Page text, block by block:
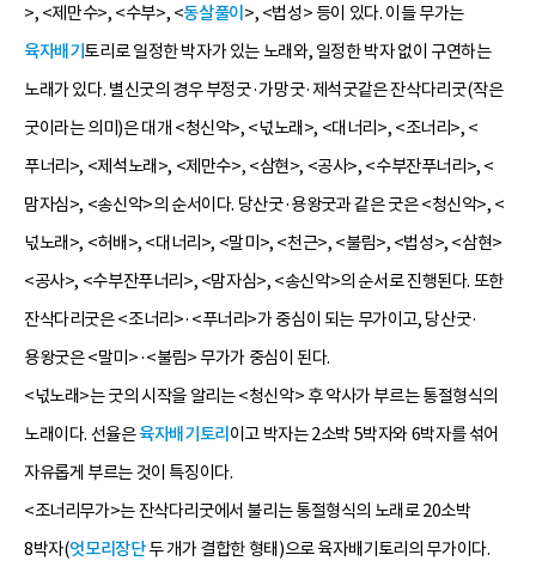
>, <제만수>, <수부>, <동살풀이 >, <법성> 등이 있다. 이들 무가는
육자배기 토리로 일정한 박자가 있는 노래와, 일정한 박자 없이 구연하는
노래가 있다. 별신굿의 경우 부정굿·가망굿·제석굿같은 잔삭다리굿(작은
굿이라는 의미)은 대개 <청신악>, <넋노래>, <대너리>, <조너리>, <
푸너리>, <제석노래>, <제만수>, <삼현>, <공사>, <수부잔푸너리>, <
맘자심>, <송신악>의 순서이다. 당산굿·용왕굿과 같은 굿은 <청신악>, <
넋노래>, <허배>, <대너리>, <말미>, <천근>, <불림>, <법성>, <삼현>
<공사>, <수부잔푸너리>, <맘자심>, <송신악>의 순서로 진행된다. 또한
잔삭다리굿은 <조너리>·<푸너리>가 중심이 되는 무가이고, 당산굿·
용왕굿은 <말미>·<불림> 무가가 중심이 된다.
<넋노래>는 굿의 시작을 알리는 <청신악> 후 악사가 부르는 통절형식의
노래이다. 선율은육자배기토리 이고 박자는 2소박 5박자와 6박자를 섞어
자유롭게 부르는 것이 특징이다.
<조너리무가>는 잔삭다리굿에서 불리는 통절형식의 노래로 20소박
8박자(엇모리장단두 개가 결합한 형태)으로 육자배기토리의 무가이다.